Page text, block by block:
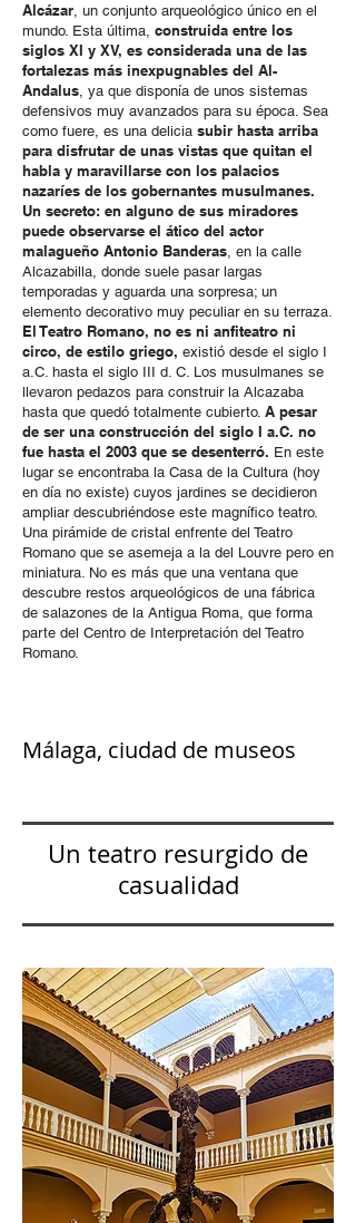
Alcázar, un conjunto arqueológico único en el
mundo. Esta última, construida entre los
siglos XI y XV, es considerada una de las
fortalezas más inexpugnables del Al-
Andalus, ya que disponía de unos sistemas
defensivos muy avanzados para su época. Sea
como fuere, es una delicia subir hasta arriba
para disfrutar de unas vistas que quitan el
habla y maravillarse con los palacios
nazaríes de los gobernantes musulmanes.
Un secreto: en alguno de sus miradores
puede observarse el ático del actor
malagueño Antonio Banderas, en la calle
Alcazabilla, donde suele pasar largas
temporadas y aguarda una sorpresa; un
elemento decorativo muy peculiar en su terraza.
El Teatro Romano, no es ni anfiteatro ni
circo, de estilo griego, existió desde el siglo I
a.C. hasta el siglo III d. C. Los musulmanes se
llevaron pedazos para construir la Alcazaba
hasta que quedó totalmente cubierto. A pesar
de ser una construcción del siglo I a.C. no
fue hasta el 2003 que se desenterró. En este
lugar se encontraba la Casa de la Cultura (hoy
en día no existe) cuyos jardines se decidieron
ampliar descubriéndose este magnífico teatro.
Una pirámide de cristal enfrente del Teatro
Romano que se asemeja a la del Louvre pero en
miniatura. No es más que una ventana que
descubre restos arqueológicos de una fábrica
de salazones de la Antigua Roma, que forma
parte del Centro de Interpretación del Teatro
Romano.
Málaga, ciudad de museos
Un teatro resurgido de
casualidad